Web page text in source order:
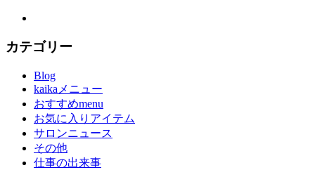
カテゴリー
Blog
kaikaメニュー
おすすめmenu
お気に入りアイテム
サロンニュース
その他
仕事の出来事